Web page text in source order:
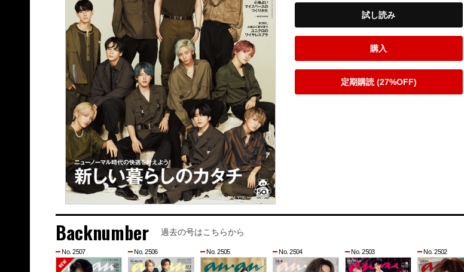
試し読み
購入
定期購読 (27%OFF)
Backnumber 過去の号はこちらから
No. 2507 No. 2506 No. 2505 No. 2504 No. 2503 No. 2502